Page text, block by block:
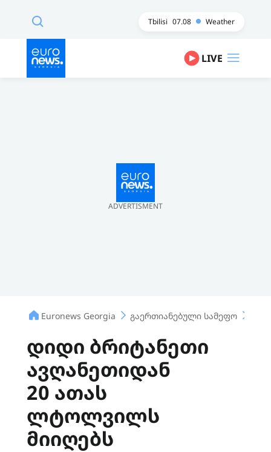
Tbilisi 07.08 Weather
LIVE
ADVERTISMENT
Euronews Georgia გაერთიანებული სამეფო
დიდი ბრიტანეთი
ავღანეთიდან
20 ათას
ლტოლვილს
მიიღებს